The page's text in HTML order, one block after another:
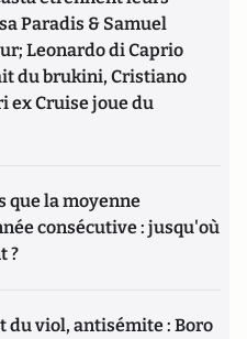
Paradis & Samuel
Leonardo di Caprio
du brukini, Cristiano
ex Cruise joue du
que la moyenne
consécutive : jusqu'où
?
du viol, antisémite : Boro